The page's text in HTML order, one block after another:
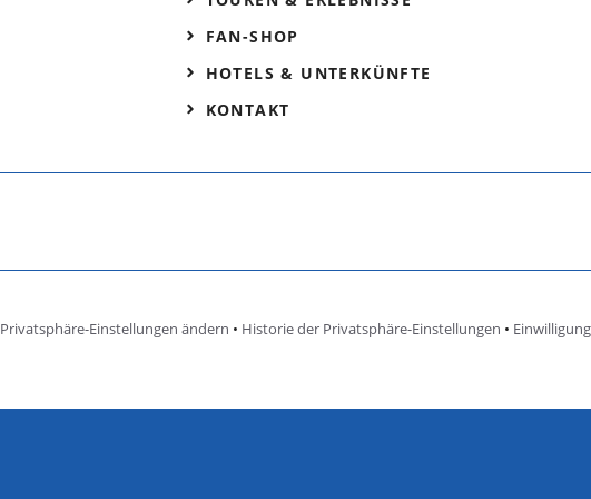
FAN-SHOP
HOTELS & UNTERKÜNFTE
KONTAKT
Privatsphäre-Einstellungen ändern • Historie der Privatsphäre-Einstellungen •